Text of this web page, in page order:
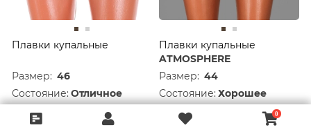
Плавки купальные
Размер: 46
Состояние:Отличное
795 руб. 636 руб.
Плавки купальные
ATMOSPHERE
Размер: 44
Состояние:Хорошее
499 руб.